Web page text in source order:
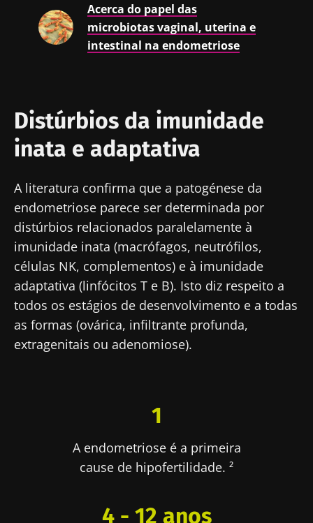
Acerca do papel das
microbiotas vaginal, uterina e
intestinal na endometriose
Distúrbios da imunidade
inata e adaptativa
A literatura confirma que a patogénese da
endometriose parece ser determinada por
distúrbios relacionados paralelamente à
imunidade inata (macrófagos, neutrófilos,
células NK, complementos) e à imunidade
adaptativa (linfócitos T e B). Isto diz respeito a
todos os estágios de desenvolvimento e a todas
as formas (ovárica, infiltrante profunda,
extragenitais ou adenomiose).
1
A endometriose é a primeira
cause de hipofertilidade. ²
4 - 12 anos